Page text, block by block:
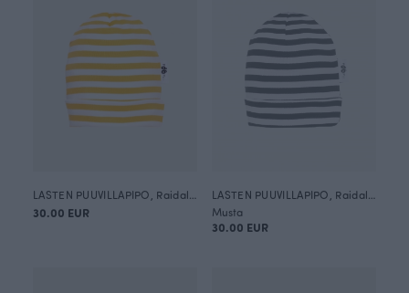
30.00 EUR
Musta
30.00 EUR